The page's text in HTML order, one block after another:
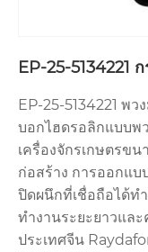
EP-25-5134221
EP-25-5134221 พ
บอกไฮดรอลิกแบบพ
เครื่องจักรเกษตรข
ก่อสร้าง การออกแ
ปิดผนึกที่เชื่อถือได้ท
ทำงานระยะยาวแล
ประเทศจีน